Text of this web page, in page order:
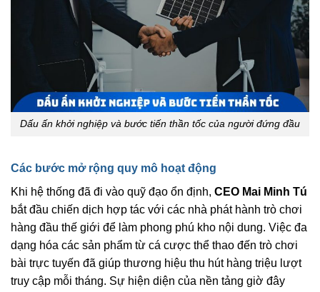
Dấu ấn khởi nghiệp và bước tiến thần tốc của người đứng đầu
Các bước mở rộng quy mô hoạt động
Khi hệ thống đã đi vào quỹ đạo ổn định, CEO Mai Minh Tú
bắt đầu chiến dịch hợp tác với các nhà phát hành trò chơi
hàng đầu thế giới để làm phong phú kho nội dung. Việc đa
dạng hóa các sản phẩm từ cá cược thể thao đến trò chơi
bài trực tuyến đã giúp thương hiệu thu hút hàng triệu lượt
truy cập mỗi tháng. Sự hiện diện của nền tảng giờ đây